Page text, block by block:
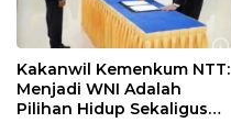
Kakanwil Kemenkum NTT:
Menjadi WNI Adalah
Pilihan Hidup Sekaligus